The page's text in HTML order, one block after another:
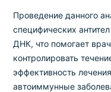
Проведение данного
специфических
ДНК, что помогает
контролировать
эффективность
автоиммунные